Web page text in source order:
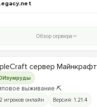
Обзор сервера
Изумруды
сервер Майнкрафт
выживание ⛏️
игроков онлайн Версия: 1.21.4